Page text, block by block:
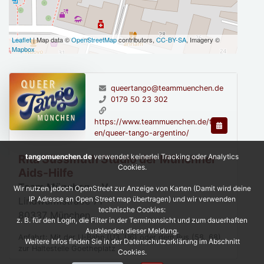
Leaflet| Map data ©OpenStreetMapcontributors, CC-BY-SA, Imagery ©
Mapbox
Rita Süssmuth Studio der Münchner
Aids-Hilfe
Team München e.V.
Lindwurmstraße 71
80337
München
Anfahrt: Mit der U-Bahn (U3, U6) oder dem Bus (58, 68)
queertango@teammuenchen.de
0179 50 23 302
https://www.teammuenchen.de/tanz
en/queer-tango-argentino/
tangomuenchen.deverwendet keinerlei Tracking oder Analytics
Cookies.
Wir nutzen jedoch OpenStreet zur Anzeige von Karten (Damit wird deine
IP Adresse an Open Street map übertragen) und wir verwenden
technische Cookies:
z. B. für den Login, die Filter in der Terminansicht und zum dauerhaften
Ausblenden dieser Meldung.
Weitere Infos finden Sie in der Datenschutzerklärung im Abschnitt
Cookies.